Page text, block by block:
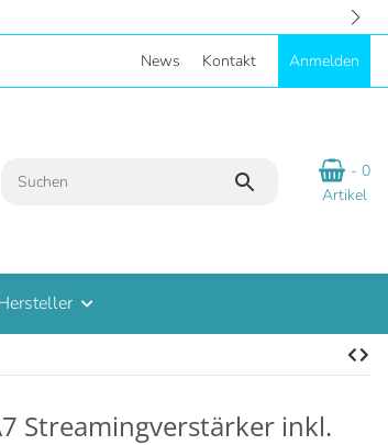
Zentral in Hannover - Riesige Auswahl auf
News Kontakt Anmelden
- 0
Artikel
Streamingverstärker inkl.